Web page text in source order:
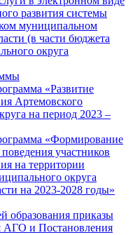
развития системы
муниципальном
(в части бюджета
округа
«Развитие
Артемовского
на период 2023 –
«Формирование
участников
на территории
округа
на 2023-2028 годы»
образования приказы
АГО и Постановления